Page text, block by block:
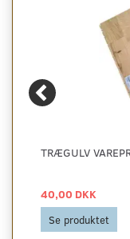
TRÆGULV
40,00 DKK
Se produktet